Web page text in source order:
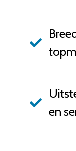
en